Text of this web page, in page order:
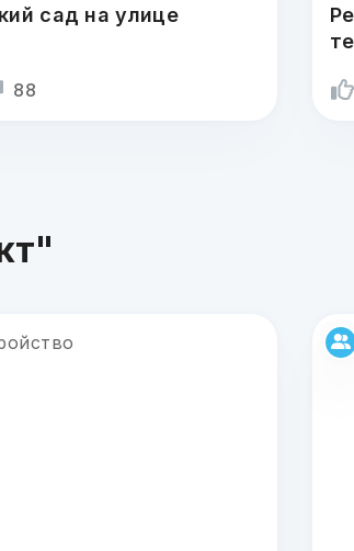
сад на улице
88